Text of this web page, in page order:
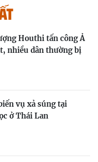
Houthi tấn công Ả
nhiều dân thường bị
vụ xả súng tại
ở Thái Lan